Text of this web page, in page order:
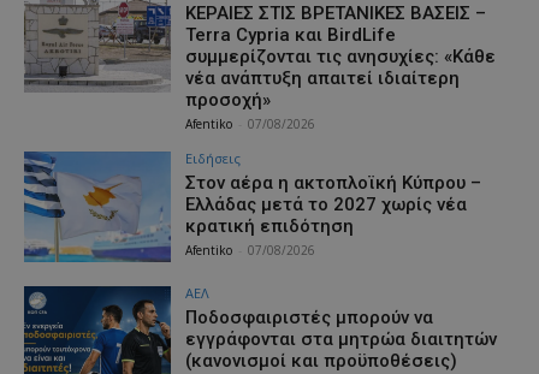
ΚΕΡΑΙΕΣ ΣΤΙΣ ΒΡΕΤΑΝΙΚΕΣ ΒΑΣΕΙΣ –
Terra Cypria και BirdLife
συμμερίζονται τις ανησυχίες: «Κάθε
νέα ανάπτυξη απαιτεί ιδιαίτερη
προσοχή»
Afentiko 07/08/2026
Ειδήσεις
Στον αέρα η ακτοπλοϊκή Κύπρου –
Ελλάδας μετά το 2027 χωρίς νέα
κρατική επιδότηση
Afentiko 07/08/2026
ΑΕΛ
Ποδοσφαιριστές μπορούν να
εγγράφονται στα μητρώα διαιτητών
(κανονισμοί και προϋποθέσεις)